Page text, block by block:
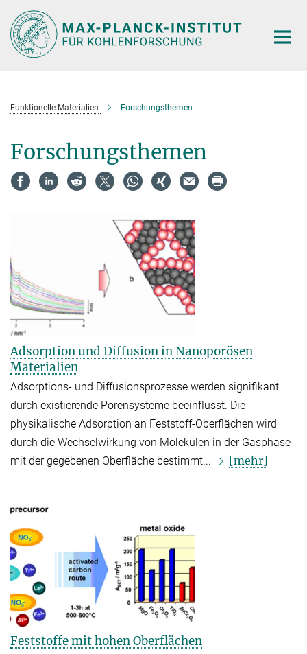
Hauptinhalt
Funktionelle Materialien Forschungsthemen
Forschungsthemen
Adsorption und Diffusion in Nanoporösen
Materialien
Adsorptions- und Diffusionsprozesse werden signifikant
durch existierende Porensysteme beeinflusst. Die
physikalische Adsorption an Feststoff-Oberflächen wird
durch die Wechselwirkung von Molekülen in der Gasphase
mit der gegebenen Oberfläche bestimmt...
[mehr]
Feststoffe mit hohen Oberflächen